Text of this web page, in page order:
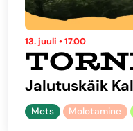
13. juuli • 17.00
Jalutuskäik
Mets Molotamine